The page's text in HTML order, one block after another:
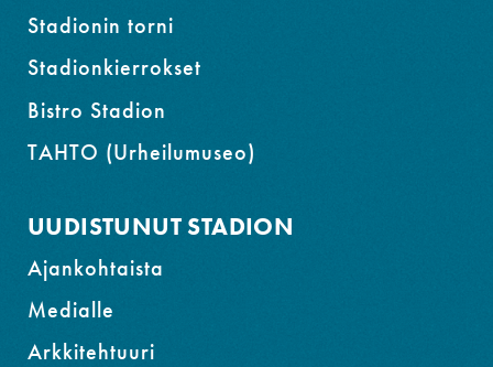
Stadionin torni
Stadionkierrokset
Bistro Stadion
TAHTO (Urheilumuseo)
UUDISTUNUT STADION
Ajankohtaista
Medialle
Arkkitehtuuri